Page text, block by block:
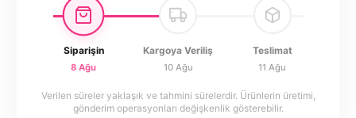
Siparişin
8 Ağu
Kargoya Veriliş
10 Ağu
Teslimat
11 Ağu
Verilen süreler yaklaşık ve tahmini sürelerdir. Ürünlerin üretimi,
gönderim operasyonları değişkenlik gösterebilir.